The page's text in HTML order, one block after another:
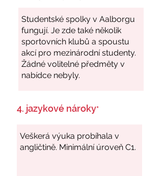
4. jazykové nároky*